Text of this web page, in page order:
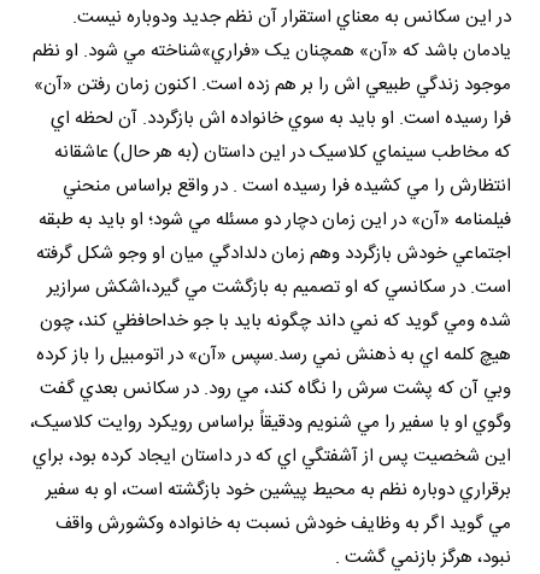
در اين سکانس به معناي استقرار آن نظم جديد ودوباره نيست.
يادمان باشد که «آن» همچنان يک «فراري»شناخته مي شود. او نظم
موجود زندگي طبيعي اش را بر هم زده است. اکنون زمان رفتن «آن»
فرا رسيده است. او بايد به سوي خانواده اش بازگردد. آن لحظه اي
که مخاطب سينماي کلاسيک در اين داستان (به هر حال) عاشقانه
انتظارش را مي کشيده فرا رسيده است . در واقع براساس منحني
فيلمنامه «آن» در اين زمان دچار دو مسئله مي شود؛ او بايد به طبقه
اجتماعي خودش بازگردد وهم زمان دلدادگي ميان او وجو شکل گرفته
است. در سکانسي که او تصميم به بازگشت مي گيرد،اشکش سرازير
شده ومي گويد که نمي داند چگونه بايد با جو خداحافظي کند، چون
هيچ کلمه اي به ذهنش نمي رسد.سپس «آن» در اتومبيل را باز کرده
وبي آن که پشت سرش را نگاه کند، مي رود. در سکانس بعدي گفت
وگوي او با سفير را مي شنويم ودقيقاً براساس رويکرد روايت کلاسيک،
اين شخصيت پس از آشفتگي اي که در داستان ايجاد کرده بود، براي
برقراري دوباره نظم به محيط پيشين خود بازگشته است، او به سفير
مي گويد اگر به وظايف خودش نسبت به خانواده وکشورش واقف
نبود، هرگز بازنمي گشت .